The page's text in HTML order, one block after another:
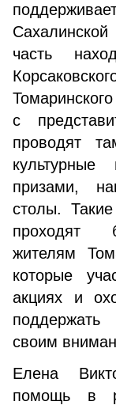
часть
с
проводят
культурные
призами,
столы.
проходят
жителям
которые
акциях и
своим
Елена
помощь в